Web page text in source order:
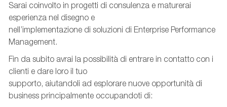
Sarai coinvolto in progetti di consulenza e maturerai
esperienza nel disegno e
nell’implementazione di soluzioni di Enterprise Performance
Management.
Fin da subito avrai la possibilità di entrare in contatto con i
clienti e dare loro il tuo
supporto, aiutandoli ad esplorare nuove opportunità di
business principalmente occupandoti di: